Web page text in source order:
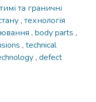
та граничні
, технологія
, body parts ,
, technical
, defect